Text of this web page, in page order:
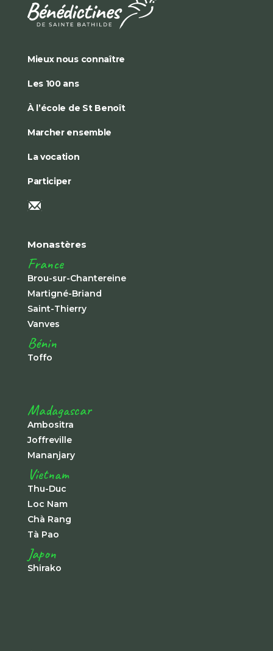
Mieux nous connaître
Les 100 ans
À l’école de St Benoît
Marcher ensemble
La vocation
Participer
Monastères
France
Brou-sur-Chantereine
Martigné-Briand
Saint-Thierry
Vanves
Bénin
Toffo
Madagascar
Ambositra
Joffreville
Mananjary
Vietnam
Thu-Duc
Loc Nam
Chà Rang
Tà Pao
Japon
Shirako